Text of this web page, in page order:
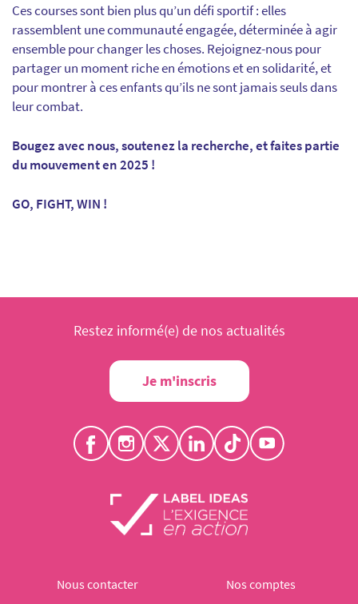
Ces courses sont bien plus qu’un défi sportif : elles
rassemblent une communauté engagée, déterminée à agir
ensemble pour changer les choses. Rejoignez-nous pour
partager un moment riche en émotions et en solidarité, et
pour montrer à ces enfants qu’ils ne sont jamais seuls dans
leur combat.
Bougez avec nous, soutenez la recherche, et faites partie
du mouvement en 2025 !
GO, FIGHT, WIN !
Restez informé(e) de nos actualités
Je m'inscris
Nous contacter
Nos comptes